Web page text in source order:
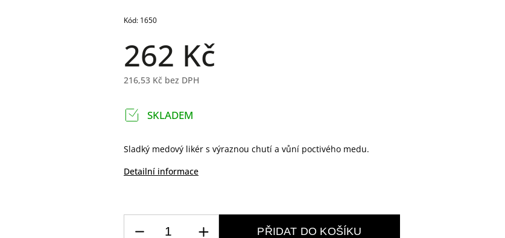
262 Kč
216,53 Kč bez DPH
Kód: 1650
Sladký medový likér s výraznou chutí a vůní poctivého medu.
Detailní informace
SKLADEM
PŘIDAT DO KOŠÍKU